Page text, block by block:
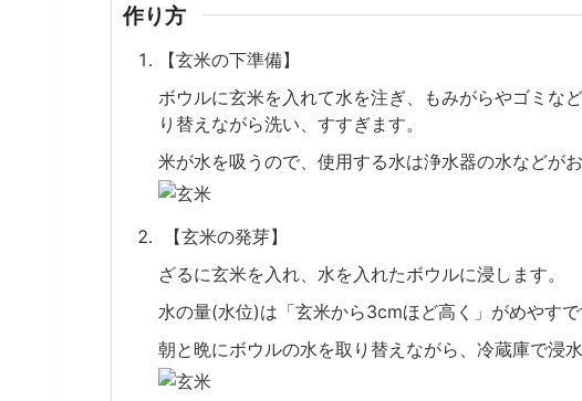
作り方
【玄米の下準備】
ボウルに玄米を入れて水を注ぎ、もみがらやゴミな
り替えながら洗い、すすぎます。
米が水を吸うので、使用する水は浄水器の水などがお
【玄米の発芽】
ざるに玄米を入れ、水を入れたボウルに浸します。
水の量(水位)は「玄米から3cmほど高く」がめやすで
朝と晩にボウルの水を取り替えながら、冷蔵庫で浸水